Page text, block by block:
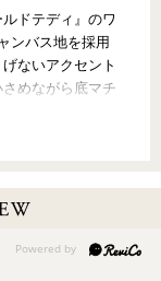
ドテディ』のワ
ンバス地を採用
ないアクセント
めながら底マチ
。内側は小物整
背面裏1）